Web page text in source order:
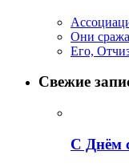
Они
Его,
Свежие
С Днём